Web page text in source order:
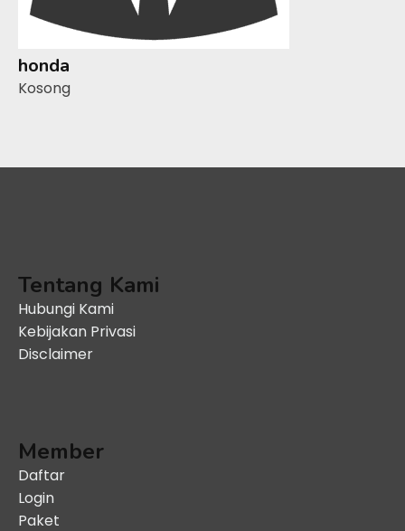
honda
Kosong
Tentang Kami
Hubungi Kami
Kebijakan Privasi
Disclaimer
Member
Daftar
Login
Paket